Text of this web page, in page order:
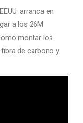
arranca en
a los 26M
montar los
de carbono y